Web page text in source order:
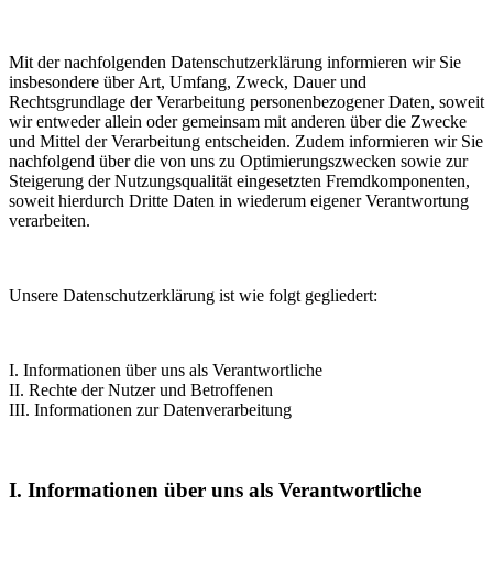
Mit der nachfolgenden Datenschutzerklärung informieren wir Sie
insbesondere über Art, Umfang, Zweck, Dauer und
Rechtsgrundlage der Verarbeitung personenbezogener Daten, soweit
wir entweder allein oder gemeinsam mit anderen über die Zwecke
und Mittel der Verarbeitung entscheiden. Zudem informieren wir Sie
nachfolgend über die von uns zu Optimierungszwecken sowie zur
Steigerung der Nutzungsqualität eingesetzten Fremdkomponenten,
soweit hierdurch Dritte Daten in wiederum eigener Verantwortung
verarbeiten.
Unsere Datenschutzerklärung ist wie folgt gegliedert:
I. Informationen über uns als Verantwortliche
II. Rechte der Nutzer und Betroffenen
III. Informationen zur Datenverarbeitung
I. Informationen über uns als Verantwortliche